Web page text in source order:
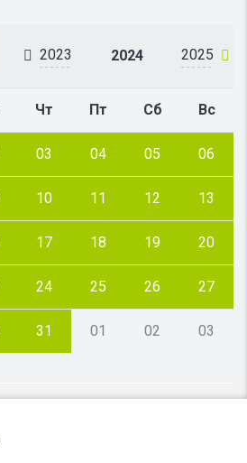
2023 2024 2025
Чт Пт Сб Вс
03 04 05 06
10 11 12 13
17 18 19 20
24 25 26 27
31 01 02 03